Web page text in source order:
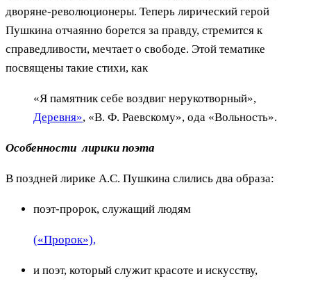
дворяне-революционеры. Теперь лирический герой
Пушкина отчаянно борется за правду, стремится к
справедливости, мечтает о свободе. Этой тематике
посвящены такие стихи, как
«Я памятник себе воздвиг нерукотворный»,
Деревня», «В. Ф. Раевскому», ода «Вольность».
Особенности лирики поэта
В поздней лирике А.С. Пушкина слились два образа:
поэт-пророк, служащий людям
(«Пророк»),
и поэт, который служит красоте и искусству,